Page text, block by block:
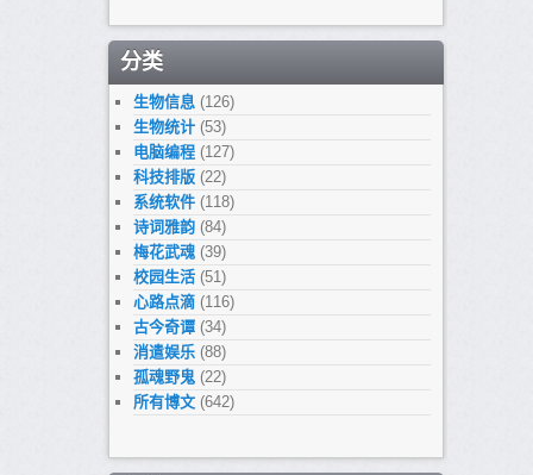
分类
生物信息(126)
生物统计(53)
电脑编程(127)
科技排版(22)
系统软件(118)
诗词雅韵(84)
梅花武魂(39)
校园生活(51)
心路点滴(116)
古今奇谭(34)
消遣娱乐(88)
孤魂野鬼(22)
所有博文(642)